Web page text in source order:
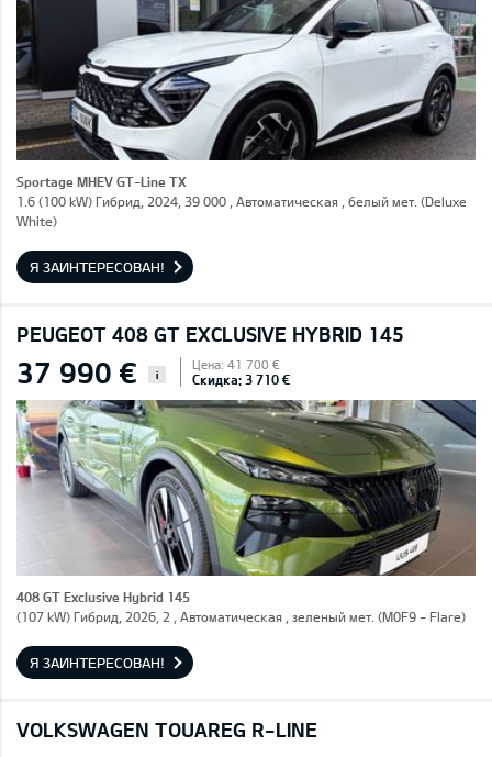
Sportage MHEV GT-Line TX
1.6 (100 kW) Гибрид, 2024, 39 000 , Автоматическая , белый мет. (Deluxe
White)
Я ЗАИНТЕРЕСОВАН!
PEUGEOT 408 GT EXCLUSIVE HYBRID 145
37 990 € i
Цена: 41 700 €
Скидка: 3 710 €
408 GT Exclusive Hybrid 145
(107 kW) Гибрид, 2026, 2 , Автоматическая , зеленый мет. (M0F9 - Flare)
Я ЗАИНТЕРЕСОВАН!
VOLKSWAGEN TOUAREG R-LINE